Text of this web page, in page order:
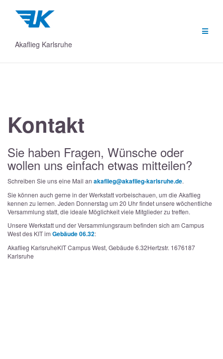
Inhalt
springen
Akaflieg Karlsruhe
Kontakt
Sie haben Fragen, Wünsche oder
wollen uns einfach etwas mitteilen?
Schreiben Sie uns eine Mail an akaflieg@akaflieg-karlsruhe.de.
Sie können auch gerne in der Werkstatt vorbeischauen, um die Akaflieg
kennen zu lernen. Jeden Donnerstag um 20 Uhr findet unsere wöchentliche
Versammlung statt, die ideale Möglichkeit viele Mitglieder zu treffen.
Unsere Werkstatt und der Versammlungsraum befinden sich am Campus
West des KIT im Gebäude 06.32:
Akaflieg KarlsruheKIT Campus West, Gebäude 6.32Hertzstr. 1676187
Karlsruhe